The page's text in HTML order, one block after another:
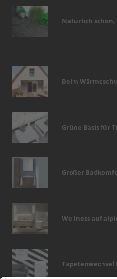
Natürlich
Beim
Grüne Basis für
Großer
Wellness auf
Tapetenwechsel